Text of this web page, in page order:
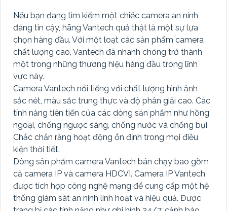
Nếu bạn đang tìm kiếm một chiếc camera an ninh
đáng tin cậy, hãng Vantech quả thật là một sự lựa
chọn hàng đầu. Với một loạt các sản phẩm camera
chất lượng cao, Vantech đã nhanh chóng trở thành
một trong những thương hiệu hàng đầu trong lĩnh
vực này.
Camera Vantech nổi tiếng với chất lượng hình ảnh
sắc nét, màu sắc trung thực và độ phân giải cao. Các
tính năng tiên tiến của các dòng sản phẩm như hồng
ngoại, chống ngược sáng, chống nước và chống bụi
Chắc chắn rằng hoạt động ổn định trong mọi điều
kiện thời tiết.
Dòng sản phẩm camera Vantech bán chạy bao gồm
cả camera IP và camera HDCVI. Camera IP Vantech
được tích hợp công nghệ mạng để cung cấp một hệ
thống giám sát an ninh linh hoạt và hiệu quả. Được